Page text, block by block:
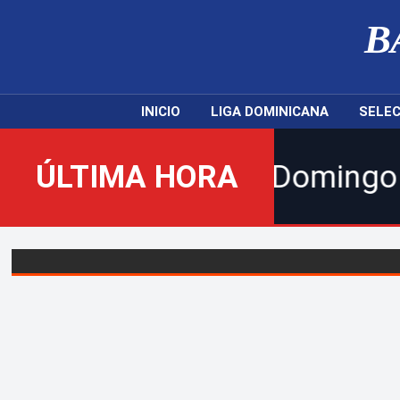
INICIO LIGA DOMINICANA
ÚLTIMA HORA
Domingo